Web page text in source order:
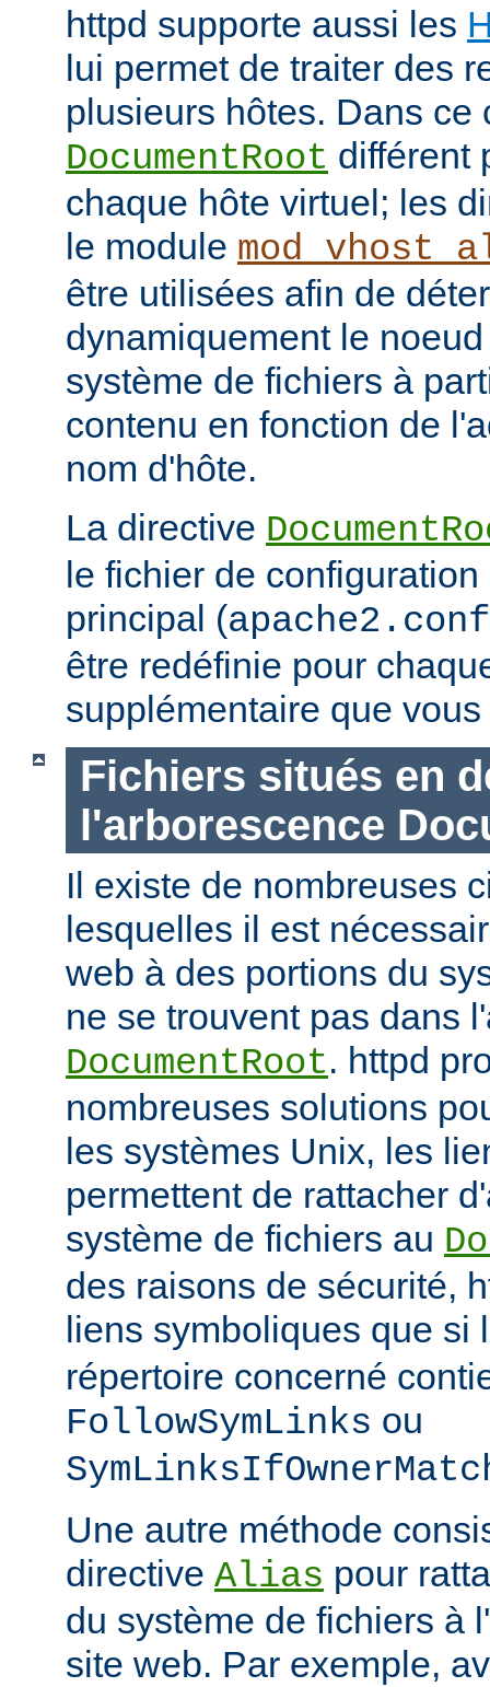
httpd supporte aussi les
lui permet de traiter des
plusieurs hôtes. Dans ce
DocumentRoot différent
chaque hôte virtuel; les
le module
être utilisées afin de
dynamiquement le
système de fichiers à
contenu en fonction de
nom d'hôte.
La directive
le fichier de
principal (apache2.conf
être redéfinie pour
supplémentaire que
Fichiers situés en
l'arborescence
Il existe de nombreuses
lesquelles il est
web à des portions du
ne se trouvent pas dans
DocumentRoot. httpd
nombreuses solutions
les systèmes Unix, les
permettent de rattacher
système de fichiers au
des raisons de sécurité,
liens symboliques que si
répertoire concerné
FollowSymLinks ou
Une autre méthode
directive Alias pour
du système de fichiers à
site web. Par exemple,